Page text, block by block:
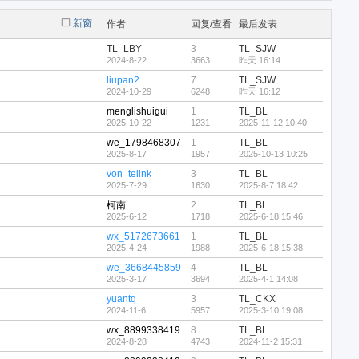
新窗 作者 回复/查看 最后发表
TL_LBY
2024-8-22
3
3663
TL_SJW
昨天 16:14
liupan2
2024-10-29
7
6248
TL_SJW
昨天 16:12
menglishuigui
2025-10-22
1
1231
TL_BL
2025-11-12 10:40
we_1798468307
2025-8-17
1
1957
TL_BL
2025-10-13 10:25
von_telink
2025-7-29
3
1630
TL_BL
2025-8-7 18:42
柯南
2025-6-12
2
1718
TL_BL
2025-6-18 15:46
wx_5172673661
2025-4-24
1
1988
TL_BL
2025-6-18 15:38
we_3668445859
2025-3-17
4
3694
TL_BL
2025-4-1 14:08
yuantq
2024-11-6
3
5957
TL_CKX
2025-3-10 19:08
wx_8899338419
2024-8-28
8
4743
TL_BL
2024-11-2 15:31